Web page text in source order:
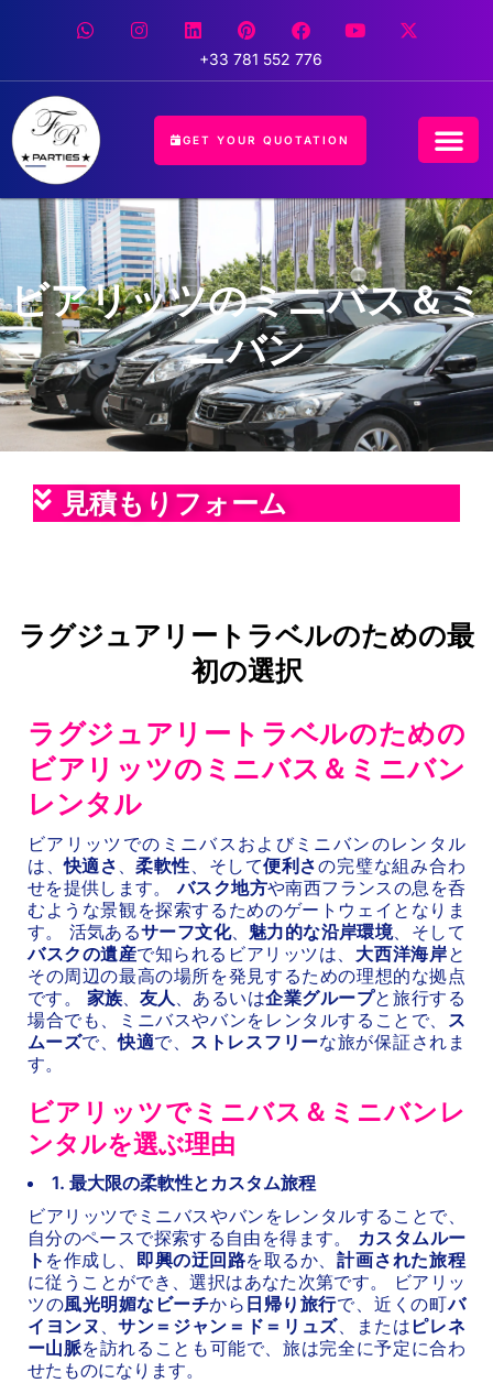
+33 781 552 776
GET YOUR QUOTATION
ビアリッツのミニバス＆ミ
ニバン
見積もりフォーム
ラグジュアリートラベルのための最
初の選択
ラグジュアリートラベルのための
ビアリッツのミニバス＆ミニバン
レンタル
ビアリッツでのミニバスおよびミニバンのレンタル
は、快適さ 、 柔軟性、そして便利さの完璧な組み合わ
せを提供します。バスク地方や南西フランスの息を呑
むような景観を探索するためのゲートウェイとなりま
す。 活気あるサーフ文化、 魅力的な沿岸環境、そして
バスクの遺産で知られるビアリッツは、 大西洋海岸と
その周辺の最高の場所を発見するための理想的な拠点
です。 家族、 友人、あるいは企業グループと旅行する
場合でも、ミニバスやバンをレンタルすることで、 ス
ムーズで、快適で、 ストレスフリーな旅が保証されま
す。
ビアリッツでミニバス＆ミニバンレ
ンタルを選ぶ理由
1. 最大限の柔軟性とカスタム旅程
ビアリッツでミニバスやバンをレンタルすることで、
自分のペースで探索する自由を得ます。 カスタムルー
ト を作成し、 即興の迂回路を取るか、 計画された旅程
に従うことができ、選択はあなた次第です。 ビアリッ
ツの風光明媚なビーチから 日帰り旅行で、近くの町バ
イヨンヌ 、 サン＝ジャン＝ド＝リュズ、または ピレネ
ー山脈を訪れることも可能で、旅は完全に予定に合わ
せたものになります。